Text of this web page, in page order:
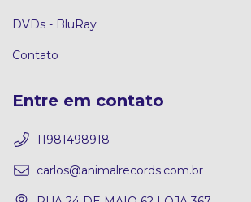
DVDs - BluRay
Contato
Entre em contato
11981498918
carlos@animalrecords.com.br